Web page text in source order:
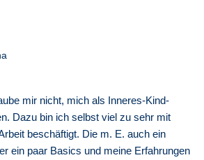
mir nicht, mich als Inneres-Kind-
Dazu bin ich selbst viel zu sehr mit
beschäftigt. Die m. E. auch ein
ein paar Basics und meine Erfahrungen